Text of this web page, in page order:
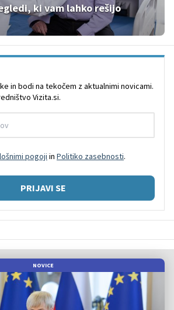
ki vam lahko rešijo
in bodi na tekočem z aktualnimi novicami.
Vizita.si.
pogoji in Politiko zasebnosti.
PRIJAVI SE
NOVICE